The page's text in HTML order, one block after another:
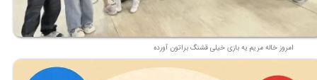
امروز خاله مریم یه بازی خیلی قشنگ براتون آورده